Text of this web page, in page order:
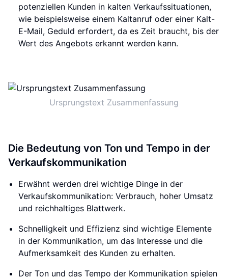
potenziellen Kunden in kalten Verkaufssituationen,
wie beispielsweise einem Kaltanruf oder einer Kalt-
E-Mail, Geduld erfordert, da es Zeit braucht, bis der
Wert des Angebots erkannt werden kann.
Ursprungstext Zusammenfassung
Die Bedeutung von Ton und Tempo in der
Verkaufskommunikation
Erwähnt werden drei wichtige Dinge in der
Verkaufskommunikation: Verbrauch, hoher Umsatz
und reichhaltiges Blattwerk.
Schnelligkeit und Effizienz sind wichtige Elemente
in der Kommunikation, um das Interesse und die
Aufmerksamkeit des Kunden zu erhalten.
Der Ton und das Tempo der Kommunikation spielen